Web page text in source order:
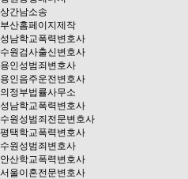
상간남소송
부산홈페이지제작
성남학교폭력변호사
수원검사출신변호사
용인성범죄변호사
용인음주운전변호사
의정부법률사무소
성남학교폭력변호사
수원성범죄전문변호사
평택학교폭력변호사
수원성범죄변호사
안산학교폭력변호사
서울이혼전문변호사